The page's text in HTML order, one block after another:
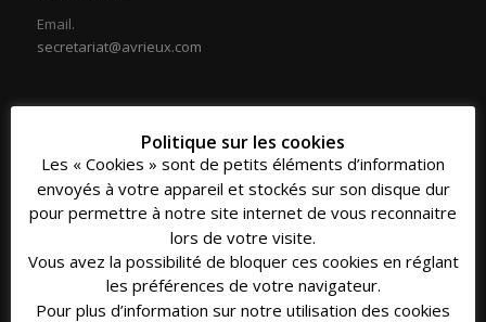
Email.
secretariat@avrieux.com
COORDONNÉES
Téléphone.
Fax.
04 79 20 39 30
Politique sur les cookies
Les « Cookies » sont de petits éléments d’information
envoyés à votre appareil et stockés sur son disque dur
pour permettre à notre site internet de vous reconnaitre
lors de votre visite.
Vous avez la possibilité de bloquer ces cookies en réglant
les préférences de votre navigateur.
Pour plus d’information sur notre utilisation des cookies